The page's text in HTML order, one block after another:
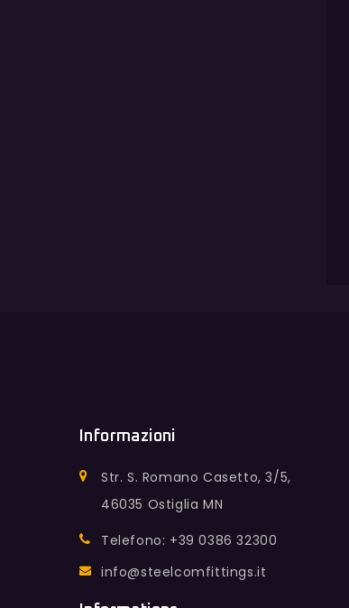
Informazioni
Str. S. Romano Casetto, 3/5,
46035 Ostiglia MN
Telefono: +39 0386 32300
info@steelcomfittings.it